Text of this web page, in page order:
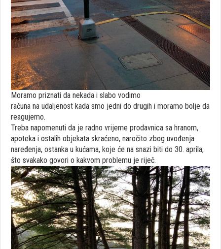
Moramo priznati da nekada i slabo vodimo
računa na udaljenost kada smo jedni do drugih i moramo bolje da
reagujemo.
Treba napomenuti da je radno vrijeme prodavnica sa hranom,
apoteka i ostalih objekata skraćeno, naročito zbog uvođenja
naređenja, ostanka u kućama, koje će na snazi biti do 30. aprila,
što svakako govori o kakvom problemu je riječ.